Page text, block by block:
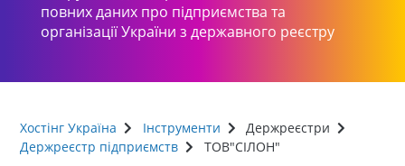
повних даних про підприємства та
організації України з державного реєстру
Хостінг Україна Інструменти
Держреєстри
Держреєстр підприємств
ТОВ"СІЛОН"